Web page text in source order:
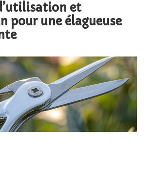
et
pour une élagueuse